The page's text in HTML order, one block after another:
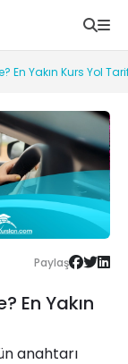
En Yakın Kurs Yol
Paylaş
En Yakın
anahtarı